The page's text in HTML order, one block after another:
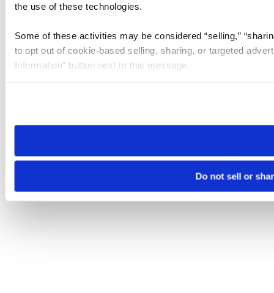
the use of these technologies.
Some of these activities may be considered “selling,”
to opt out of cookie-based selling, sharing, or targeted
Information” button next to this message.
need to be set again.
Do not sell or